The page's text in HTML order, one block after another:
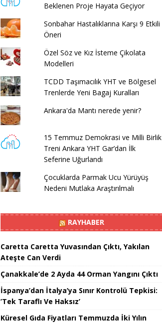
Beklenen Proje Hayata Geçiyor
Sonbahar Hastalıklarına Karşı 9 Etkili
Öneri
Özel Söz ve Kız İsteme Çikolata
Modelleri
TCDD Taşımacılık YHT ve Bölgesel
Trenlerde Yeni Bagaj Kuralları
Ankara'da Mantı nerede yenir?
15 Temmuz Demokrasi ve Milli Birlik
Treni Ankara YHT Gar’dan İlk
Seferine Uğurlandı
Çocuklarda Parmak Ucu Yürüyüş
Nedeni Mutlaka Araştırılmalı
RAYHABER
Caretta Caretta Yuvasından Çıktı, Yakılan
Ateşte Can Verdi
Çanakkale’de 2 Ayda 44 Orman Yangını Çıktı
İspanya’dan İtalya’ya Sınır Kontrolü Tepkisi:
’Tek Taraflı Ve Haksız’
Küresel Gıda Fiyatları Temmuzda İki Yılın